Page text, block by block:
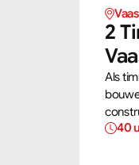
2
Als
40